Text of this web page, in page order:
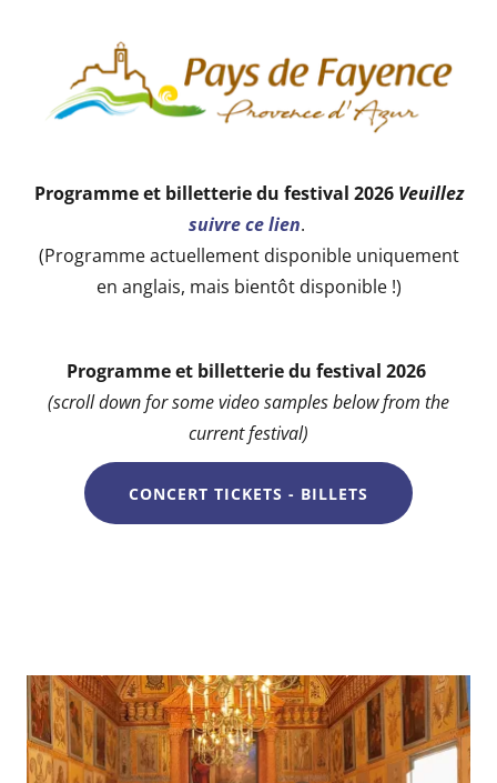
Programme et billetterie du festival 2026 Veuillez
suivre ce lien.
(Programme actuellement disponible uniquement
en anglais, mais bientôt disponible !)
Programme et billetterie du festival 2026
(scroll down for some video samples below from the
current festival)
CONCERT TICKETS - BILLETS